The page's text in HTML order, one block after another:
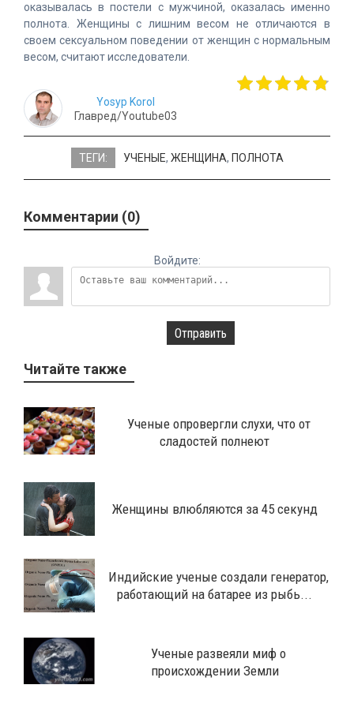
оказывалась в постели с мужчиной, оказалась именно
полнота. Женщины с лишним весом не отличаются в
своем сексуальном поведении от женщин с нормальным
весом, считают исследователи.
Yosyp Korol
Главред/Youtube03
ТЕГИ: УЧЕНЫЕ, ЖЕНЩИНА, ПОЛНОТА
Комментарии (0)
Войдите:
Отправить
Читайте также
Ученые опровергли слухи, что от
сладостей полнеют
Женщины влюбляются за 45 секунд
Индийские ученые создали генератор,
работающий на батарее из рыбь...
Ученые развеяли миф о
происхождении Земли